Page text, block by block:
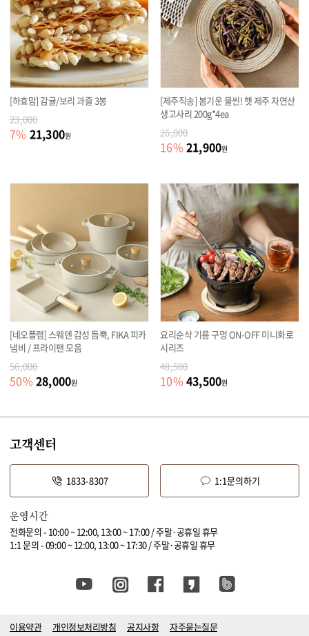
[하효맘] 감귤/보리 과즐 3봉
23,000
7% 21,300원
[제주직송] 봄기운 물씬! 햇 제주 자연산
생고사리 200g*4ea
26,000
16% 21,900원
[네오플램] 스웨덴 감성 듬뿍, FIKA 피카
냄비 / 프라이팬 모음
56,000
50% 28,000원
요리순삭 기름 구멍 ON-OFF 미니화로
시리즈
48,500
10% 43,500원
고객센터
1833-8307 1:1문의하기
운영시간
전화문의 - 10:00 ~ 12:00, 13:00 ~ 17:00 / 주말·공휴일 휴무
1:1 문의 - 09:00 ~ 12:00, 13:00 ~ 17:30 / 주말·공휴일 휴무
이용약관 개인정보처리방침 공지사항 자주묻는질문